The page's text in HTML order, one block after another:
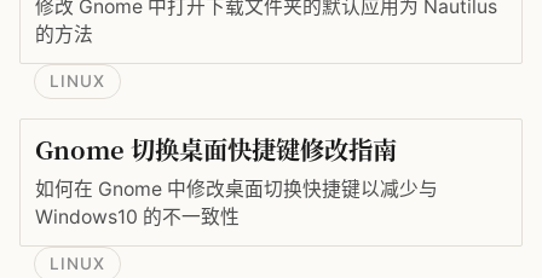
修改 Gnome 中打开下载文件夹的默认应用为 Nautilus
的方法
LINUX
Gnome 切换桌面快捷键修改指南
如何在 Gnome 中修改桌面切换快捷键以减少与
Windows10 的不一致性
LINUX